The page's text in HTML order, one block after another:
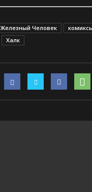
Железный Человек
Халк